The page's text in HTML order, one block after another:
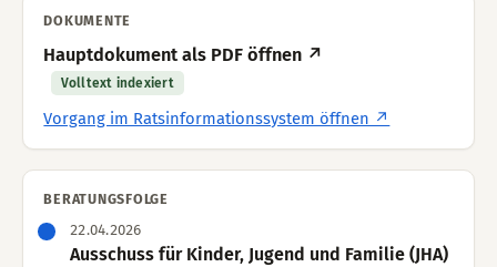
DOKUMENTE
Hauptdokument als PDF öffnen ↗
Volltext indexiert
Vorgang im Ratsinformationssystem öffnen ↗
BERATUNGSFOLGE
22.04.2026
Ausschuss für Kinder, Jugend und Familie (JHA)